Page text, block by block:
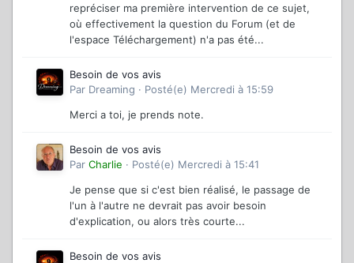
repréciser ma première intervention de ce sujet,
où effectivement la question du Forum (et de
l'espace Téléchargement) n'a pas été...
Besoin de vos avis
Par Dreaming · Posté(e) Mercredi à 15:59
Merci a toi, je prends note.
Besoin de vos avis
Par Charlie · Posté(e) Mercredi à 15:41
Je pense que si c'est bien réalisé, le passage de
l'un à l'autre ne devrait pas avoir besoin
d'explication, ou alors très courte...
Besoin de vos avis